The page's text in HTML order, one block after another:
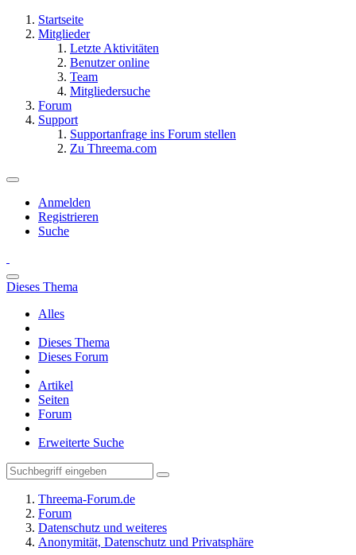
Startseite
Mitglieder
Letzte Aktivitäten
Benutzer online
Team
Mitgliedersuche
Forum
Support
Supportanfrage ins Forum stellen
Zu Threema.com
Anmelden
Registrieren
Suche
Dieses Thema
Alles
Dieses Thema
Dieses Forum
Artikel
Seiten
Forum
Erweiterte Suche
Threema-Forum.de
Forum
Datenschutz und weiteres
Anonymität, Datenschutz und Privatsphäre